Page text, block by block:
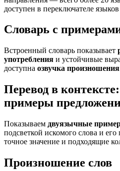
доступен в переключателе
Словарь с
Встроенный словарь показывает
употребления и устойчивые
доступна озвучка произношения
Перевод в
примеры
Показываем двуязычные
подсветкой искомого слова и
точное значение и подходящие
Произношение слов